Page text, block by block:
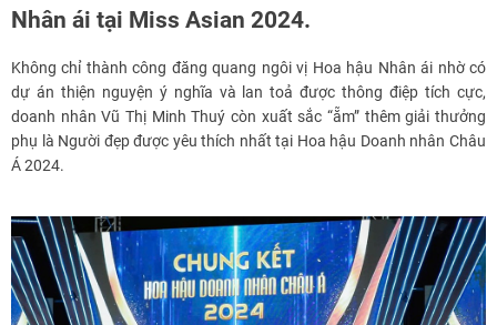
Nhân ái tại Miss Asian 2024.
Không chỉ thành công đăng quang ngôi vị Hoa hậu Nhân ái nhờ có
dự án thiện nguyện ý nghĩa và lan toả được thông điệp tích cực,
doanh nhân Vũ Thị Minh Thuý còn xuất sắc “ẵm” thêm giải thưởng
phụ là Người đẹp được yêu thích nhất tại Hoa hậu Doanh nhân Châu
Á 2024.